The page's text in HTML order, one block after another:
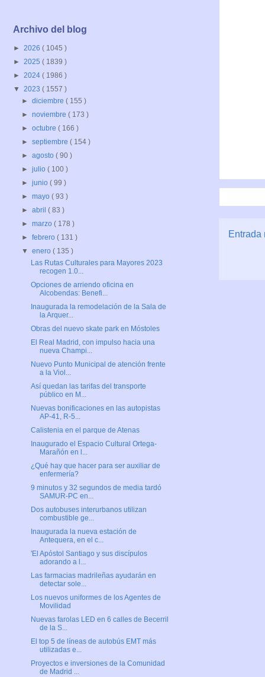
Entrada
Archivo del blog
► 2026 ( 1045 )
► 2025 ( 1839 )
► 2024 ( 1986 )
▼ 2023 ( 1557 )
►diciembre( 155 )
►noviembre( 173 )
►octubre( 166 )
►septiembre( 154 )
►agosto( 90 )
►julio( 100 )
►junio( 99 )
►mayo( 93 )
►abril( 83 )
►marzo( 178 )
►febrero( 131 )
▼enero( 135 )
Las Rutas Culturales para Mayores 2023
recogen 1.0...
Opciones de arriendo oficina en
Alcobendas: Benefi...
Inaugurada la remodelación de la Sala de
la Arquer...
Obras del nuevo skate park en Móstoles
El Real Madrid, con impulso hacia una
nueva Champi...
Nuevo Punto Municipal de atención frente
a la Viol...
Así quedan las tarifas del transporte
público en M...
Nuevas bonificaciones en las autopistas
AP-41, R-5...
Calistenia en el parque de Atenas
Inaugurado el Espacio Cultural Ortega-
Marañón en l...
¿Qué hay que hacer para ser auxiliar de
enfermería?
9 minutos y 32 segundos de media tardó
SAMUR-PC en...
Dos autobuses interurbanos utilizan
combustible ge...
Inaugurada la nueva estación de
Antequera, en el c...
'El Apóstol Santiago y sus discípulos
adorando a l...
Las farmacias madrileñas ayudarán en
detectar sole...
Los nuevos uniformes de los Agentes de
Movilidad
Nuevas farolas LED en 6 calles de Becerril
de la S...
El top 5 de líneas de autobús EMT más
utilizadas e...
Proyectos e inversiones de la Comunidad
de Madrid ...